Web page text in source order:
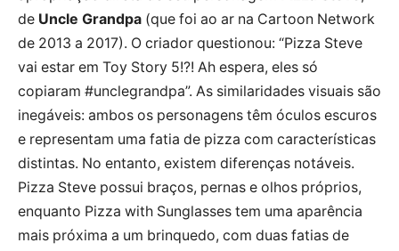
de Uncle Grandpa (que foi ao ar na Cartoon Network
de 2013 a 2017). O criador questionou: “Pizza Steve
vai estar em Toy Story 5!?! Ah espera, eles só
copiaram #unclegrandpa”. As similaridades visuais são
inegáveis: ambos os personagens têm óculos escuros
e representam uma fatia de pizza com características
distintas. No entanto, existem diferenças notáveis.
Pizza Steve possui braços, pernas e olhos próprios,
enquanto Pizza with Sunglasses tem uma aparência
mais próxima a um brinquedo, com duas fatias de